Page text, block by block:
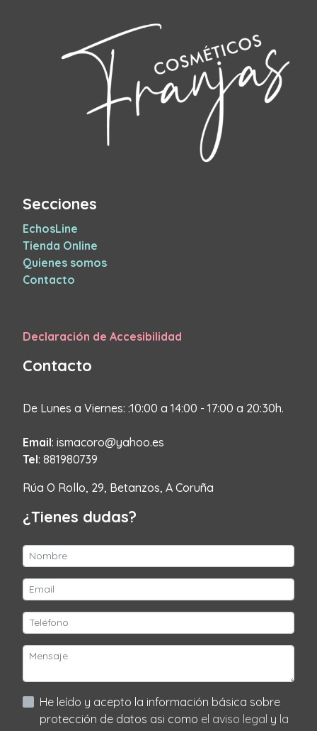
Secciones
EchosLine
Tienda Online
Quienes somos
Contacto
Declaración de Accesibilidad
Contacto
De Lunes a Viernes: :10:00 a 14:00 - 17:00 a 20:30h.
Email: ismacoro@yahoo.es
Tel: 881980739
Rúa O Rollo, 29, Betanzos, A Coruña
¿Tienes dudas?
He leído y acepto la información básica sobre
protección de datos asi como el aviso legal y la